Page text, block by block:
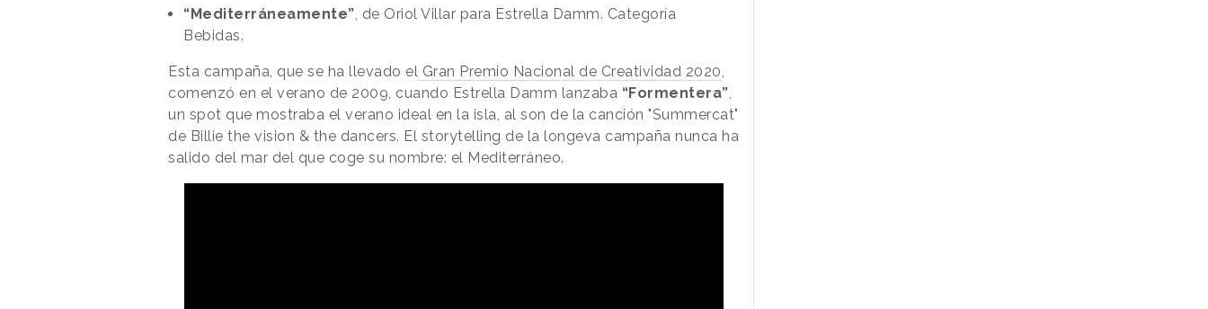
“Mediterráneamente” , de Oriol Villar para Estrella Damm. Categoría
Bebidas.
Esta campaña, que se ha llevado el Gran Premio Nacional de Creatividad 2020
comenzó en el verano de 2009, cuando Estrella Damm lanzaba “Formentera”
un spot que mostraba el verano ideal en la isla, al son de la canción "Summercat"
de Billie the vision & the dancers. El storytelling de la longeva campaña nunca ha
salido del mar del que coge su nombre: el Mediterráneo.